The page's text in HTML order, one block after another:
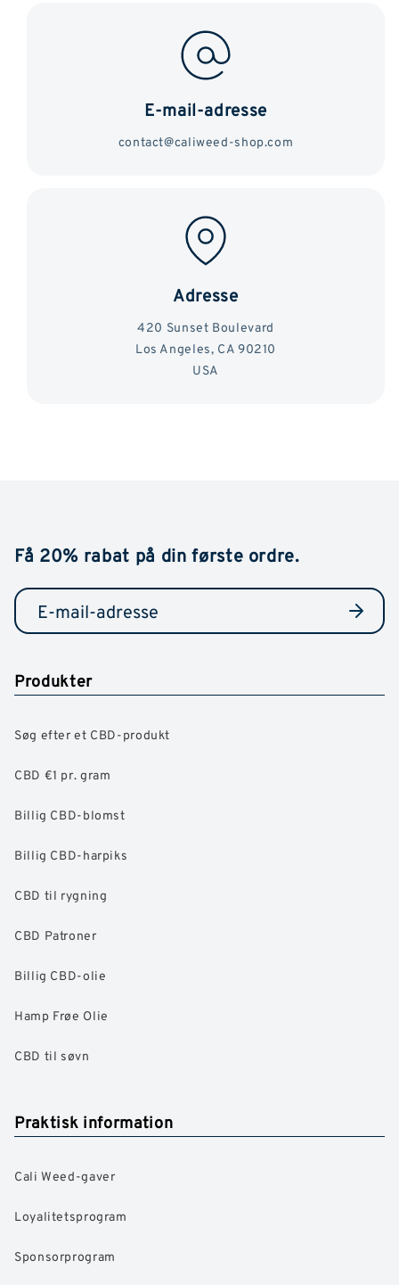
E-mail-adresse
contact@caliweed-shop.com
Adresse
420 Sunset Boulevard
Los Angeles, CA 90210
USA
Få 20% rabat på din første ordre.
Produkter
Søg efter et CBD-produkt
CBD €1 pr. gram
Billig CBD-blomst
Billig CBD-harpiks
CBD til rygning
CBD Patroner
Billig CBD-olie
Hamp Frøe Olie
CBD til søvn
Praktisk information
Cali Weed-gaver
Loyalitetsprogram
Sponsorprogram